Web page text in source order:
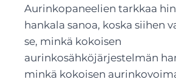
Aurinkopaneelien tarkkaa
hankala sanoa, koska siihen
se, minkä kokoisen
aurinkosähköjärjestelmän
minkä kokoisen